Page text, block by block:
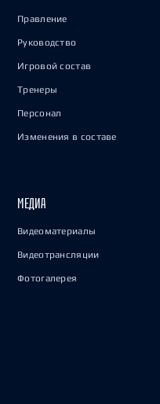
Правление
Руководство
Игровой состав
Тренеры
Персонал
Изменения в составе
МЕДИА
Видеоматериалы
Видеотрансляции
Фотогалерея